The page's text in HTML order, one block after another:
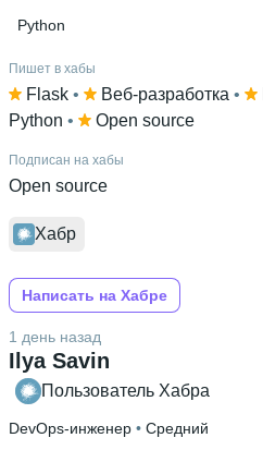
Python
Пишет в хабы
Flask • Веб-разработка •
Python • Open source
Подписан на хабы
Open source
Хабр
Написать на Хабре
Ilya Savin
1 день назад
Пользователь Хабра
DevOps-инженер • Средний